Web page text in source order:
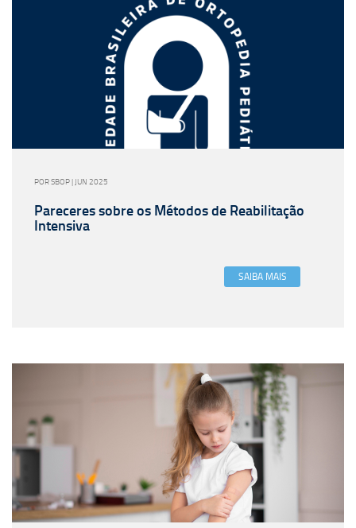
POR SBOP | JUN 2025
Pareceres sobre os Métodos de Reabilitação
Intensiva
SAIBA MAIS